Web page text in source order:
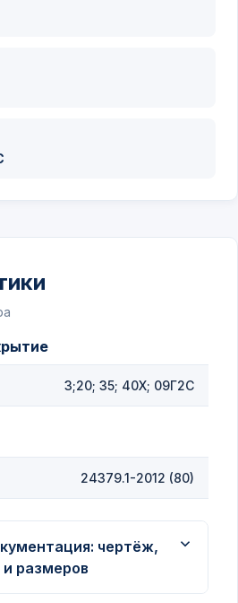
3;20; 35; 40Х; 09Г2С
24379.1-2012 (80)
чертёж,
размеров